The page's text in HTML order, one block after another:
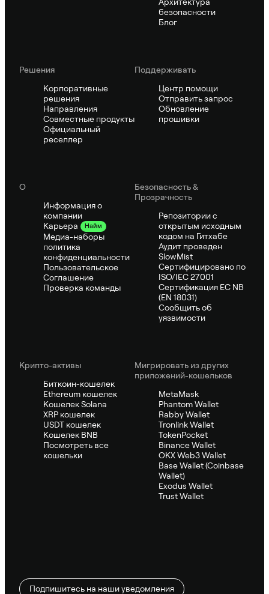
безопасности
Блог
Решения
Корпоративные
решения
Направления
Совместные продукты
Официальный
реселлер
Поддерживать
Центр помощи
Отправить запрос
Обновление
прошивки
О
Информация о
компании
Карьера
Найм
Медиа-наборы
политика
конфиденциальности
Пользовательское
Соглашение
Проверка команды
Безопасность &
Прозрачность
Репозитории с
открытым исходным
кодом на Гитхабе
Аудит проведен
SlowMist
Сертифицировано по
ISO/IEC 27001
Сертификация ЕС NB
(EN 18031)
Сообщить об
уязвимости
Крипто-активы
Биткоин-кошелек
Ethereum кошелек
Кошелек Solana
XRP кошелек
USDT кошелек
Кошелек BNB
Посмотреть все
кошельки
Мигрировать из других
приложений-кошельков
MetaMask
Phantom Wallet
Rabby Wallet
Tronlink Wallet
TokenPocket
Binance Wallet
OKX Web3 Wallet
Base Wallet (Coinbase
Wallet)
Exodus Wallet
Trust Wallet
Подпишитесь на наши уведомления